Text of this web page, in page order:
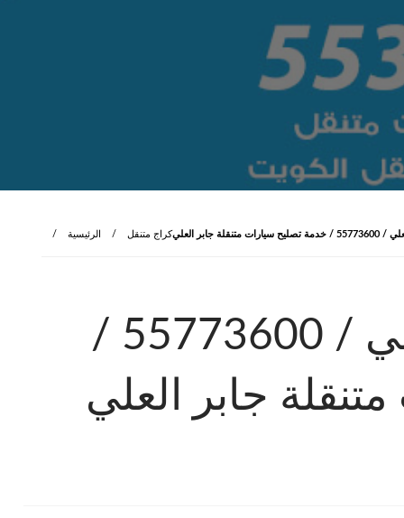
الرئيسية كراج متنقل جابر العلي
كراج متنقل جابر العلي / 55773600‬ /
جابر العلي